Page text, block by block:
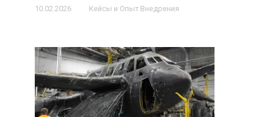
10.02.2026 Кейсы и Опыт Внедрения